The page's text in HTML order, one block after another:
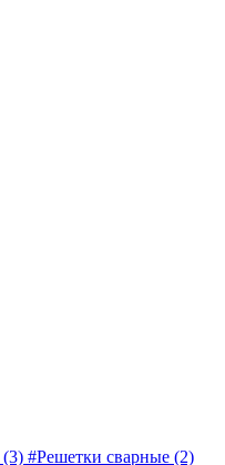
(3) #Решетки сварные (2)